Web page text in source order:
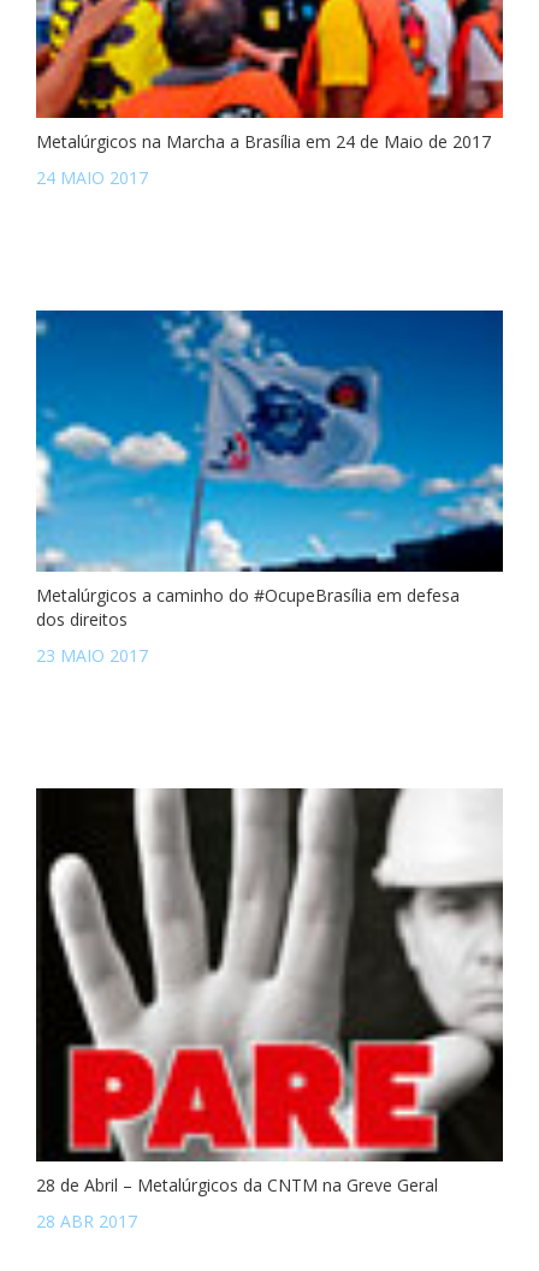
Metalúrgicos na Marcha a Brasília em 24 de Maio de 2017
24 MAIO 2017
Metalúrgicos a caminho do #OcupeBrasília em defesa
dos direitos
23 MAIO 2017
28 de Abril – Metalúrgicos da CNTM na Greve Geral
28 ABR 2017